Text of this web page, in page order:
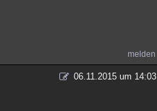
melden
06.11.2015 um 14:03